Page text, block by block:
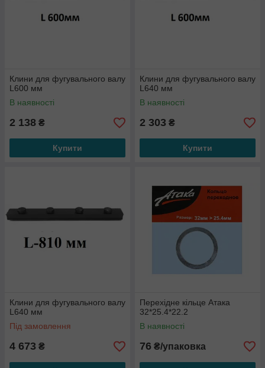
Клини для фугувального валу
L600 мм
В наявності
2 138 ₴
Купити
Клини для фугувального валу
L640 мм
В наявності
2 303 ₴
Купити
Клини для фугувального валу
L640 мм
Під замовлення
4 673 ₴
Перехідне кільце Атака
32*25.4*22.2
В наявності
76 ₴/упаковка